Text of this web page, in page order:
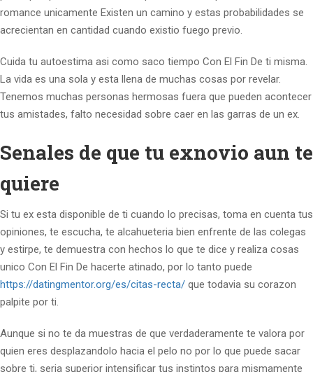
romance unicamente Existen un camino y estas probabilidades se
acrecientan en cantidad cuando existio fuego previo.
Cuida tu autoestima asi­ como saco tiempo Con El Fin De ti misma.
La vida es una sola y esta llena de muchas cosas por revelar.
Tenemos muchas personas hermosas fuera que pueden acontecer
tus amistades, falto necesidad sobre caer en las garras de un ex.
Senales de que tu exnovio aun te
quiere
Si tu ex esta disponible de ti cuando lo precisas, toma en cuenta tus
opiniones, te escucha, te alcahueteria bien enfrente de las colegas
y estirpe, te demuestra con hechos lo que te dice y realiza cosas
unico Con El Fin De hacerte atinado, por lo tanto puede
https://datingmentor.org/es/citas-recta/ que todavia su corazon
palpite por ti.
Aunque si no te da muestras de que verdaderamente te valora por
quien eres desplazandolo hacia el pelo no por lo que puede sacar
sobre ti, seri­a superior intensificar tus instintos para mismamente